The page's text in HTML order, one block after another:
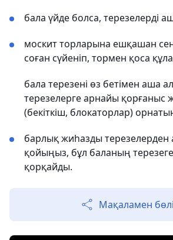
бала үйде болса, терезелерді
москит торларына ешқашан
соған сүйеніп, тормен қоса
бала терезені өз бетімен аша
терезелерге арнайы қорғаныс
(бекіткіш, блокаторлар)
барлық жиһазды терезелерден
қойыңыз, бұл баланың
қорқайды.
Мақаламен